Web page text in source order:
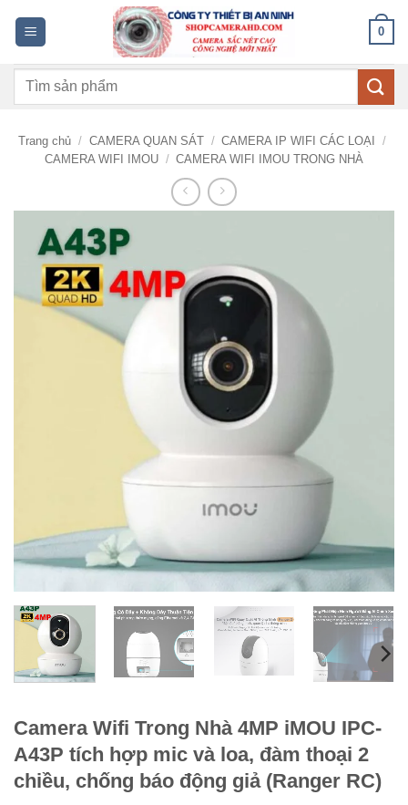
dung
0
Tìm
Trang chủ / CAMERA QUAN SÁT / CAMERA IP WIFI CÁC LOẠI
/
CAMERA WIFI IMOU / CAMERA WIFI IMOU TRONG NHÀ
Camera Wifi Trong Nhà 4MP iMOU IPC-
A43P tích hợp mic và loa, đàm thoại 2
chiều, chống báo động giả (Ranger RC)